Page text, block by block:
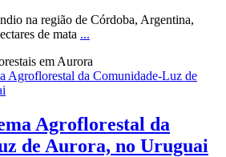
na região de Córdoba, Argentina,
de mata ...
Agroflorestal da Comunidade-Luz de
Agroflorestal da
de Aurora, no Uruguai